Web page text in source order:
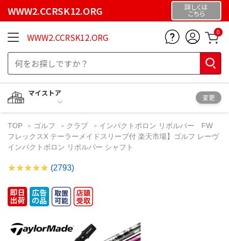
WWW2.CCRSK12.ORG 詳しくは
こちら
WWW2.CCRSK12.ORG 0
マイストア
変更
TOP ゴルフ クラブ
インパクトボロン リボルバー FW
フレックスX テーラーメイドスリーブ付 楽天市場】ゴルフ レーヴ
インパクトボロン リボルバー シャフト
(2793)